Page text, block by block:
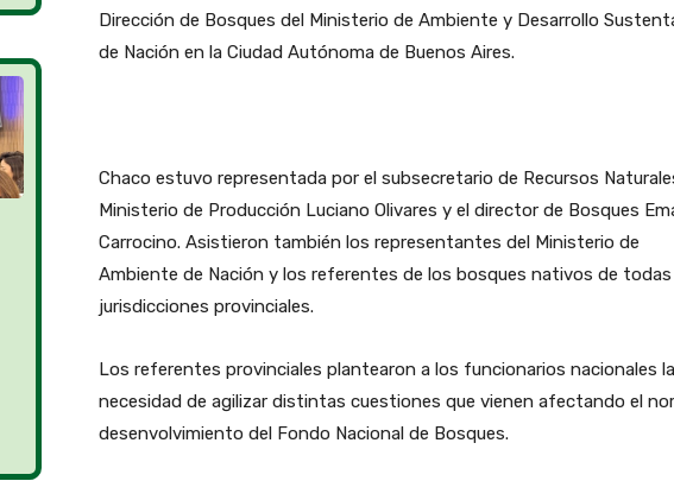
Dirección de Bosques del Ministerio de Ambiente y Desarrollo
de Nación en la Ciudad Autónoma de Buenos Aires.
Chaco estuvo representada por el subsecretario de Recursos
Ministerio de Producción Luciano Olivares y el director de Bosques
Carrocino. Asistieron también los representantes del Ministerio de
Ambiente de Nación y los referentes de los bosques nativos de todas
jurisdicciones provinciales.
Los referentes provinciales plantearon a los funcionarios nacionales la
necesidad de agilizar distintas cuestiones que vienen afectando el
desenvolvimiento del Fondo Nacional de Bosques.